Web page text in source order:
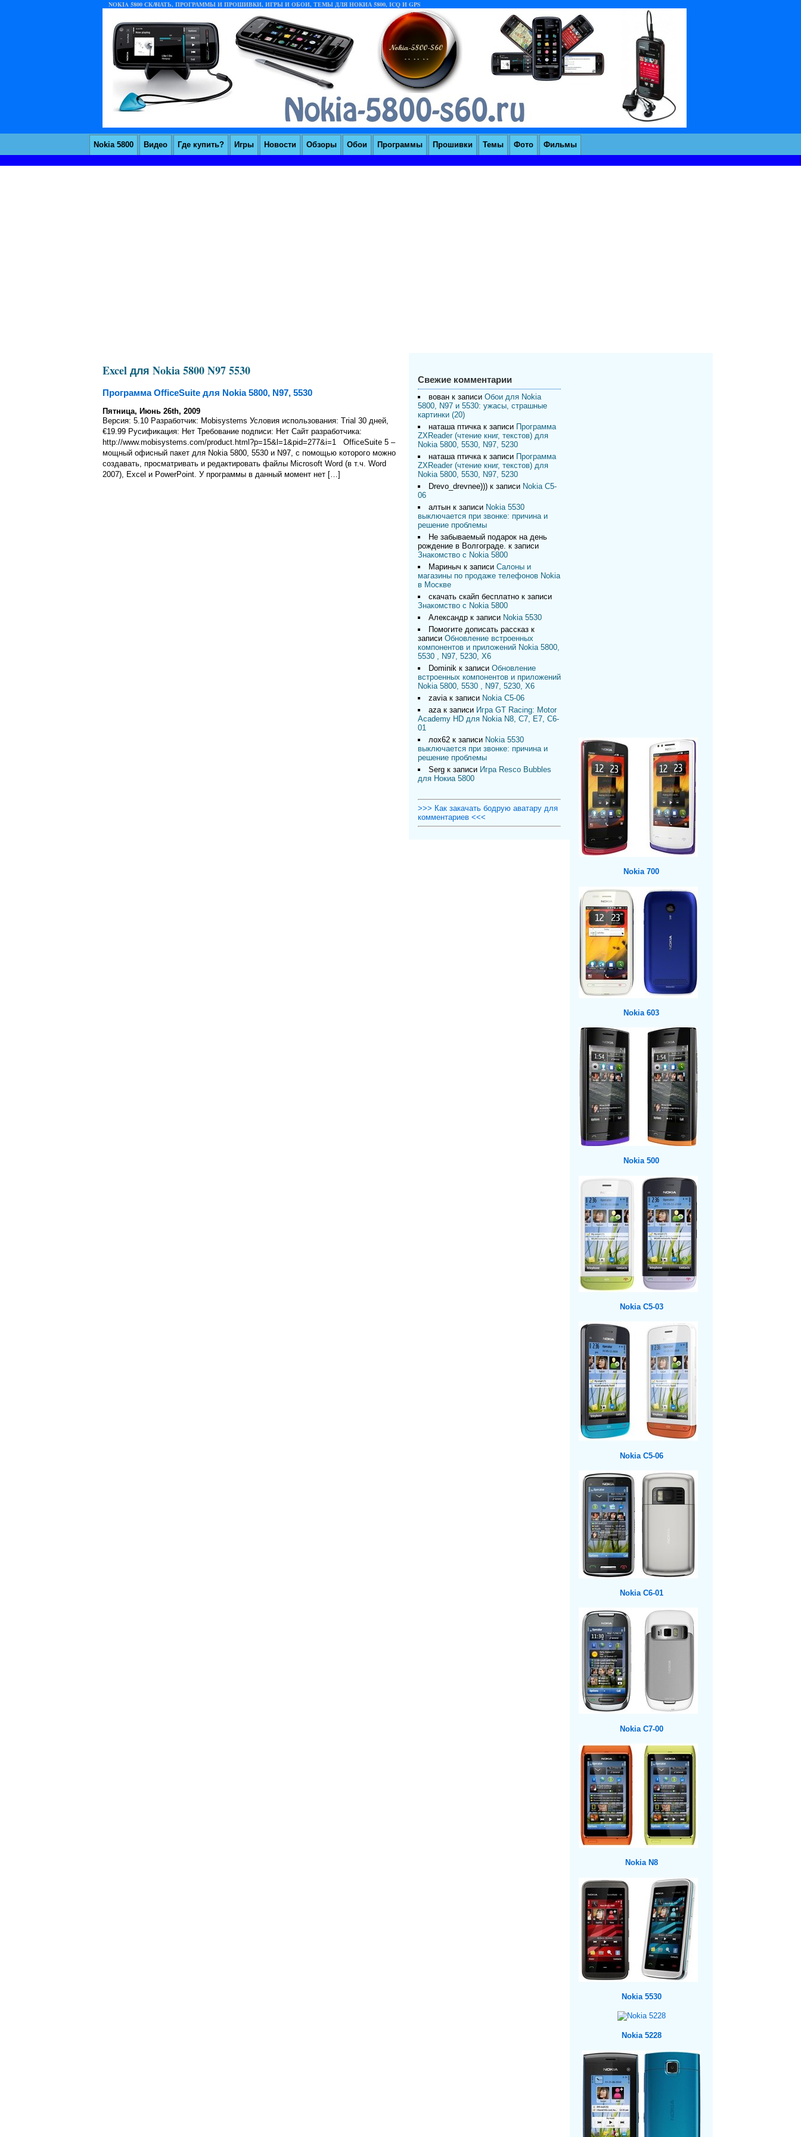
NOKIA 5800 СКАЧАТЬ, ПРОГРАММЫ И ПРОШИВКИ, ИГРЫ И ОБОИ, ТЕМЫ ДЛЯ НОКИА 5800, ICQ И GPS
Nokia 5800 Видео Где купить? Игры Новости Обзоры Обои Программы Прошивки Темы Фoто Фильмы
Nokia 700
Nokia 603
Nokia 500
Nokia C5-03
Nokia C5-06
Nokia C6-01
Nokia C7-00
Nokia N8
Nokia 5530
Nokia 5228
Свежие комментарии
вован к записи Обои для Nokia
5800, N97 и 5530: ужасы, страшные
картинки (20)
наташа птичкак записи Программа
ZXReader (чтение книг, текстов) для
Nokia 5800, 5530, N97, 5230
наташа птичкак записи Программа
ZXReader (чтение книг, текстов) для
Nokia 5800, 5530, N97, 5230
Drevo_drevnee))) к записи Nokia C5-
06
алтын к записи Nokia 5530
выключается при звонке: причина и
решение проблемы
Не забываемый подарок на день
рождение в Волгограде. к записи
Знакомство с Nokia 5800
Мариныч к записи Салоны и
магазины по продаже телефонов Nokia
в Москве
скачать скайп бесплатно к записи
Знакомство с Nokia 5800
Александр к записи Nokia 5530
Помогите дописать рассказ к
записи Обновление встроенных
компонентов и приложений Nokia 5800,
5530 , N97, 5230, X6
Dominik к записи Обновление
встроенных компонентов и приложений
Nokia 5800, 5530 , N97, 5230, X6
zaviaк записи Nokia C5-06
azaк записи Игра GT Racing: Motor
Academy HD для Nokia N8, C7, E7, C6-
01
лох62 к записи Nokia 5530
выключается при звонке: причина и
решение проблемы
Serg к записи Игра Resco Bubbles
для Нокиа 5800
>>> Как закачать бодрую аватару для
комментариев <<<
Excel для Nokia 5800 N97 5530
Программа OfficeSuite для Nokia 5800, N97, 5530
Пятница, Июнь 26th, 2009
Версия: 5.10 Разработчик: Mobisystems Условия использования: Trial 30 дней,
€19.99 Русификация: Нет Требование подписи: Нет Сайт разработчика:
http://www.mobisystems.com/product.html?p=15&l=1&pid=277&i=1 OfficeSuite 5 –
мощный офисный пакет для Nokia 5800, 5530 и N97, с помощью которого можно
создавать, просматривать и редактировать файлы Microsoft Word (в т.ч. Word
2007), Excel и PowerPoint. У программы в данный момент нет […]